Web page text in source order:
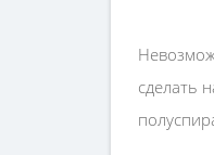
сделать